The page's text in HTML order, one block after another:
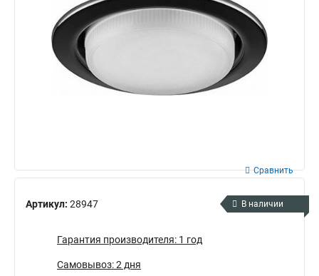
Артикул: 28947
Сравнить
В наличии
Гарантия производителя: 1 год
Самовывоз: 2 дня